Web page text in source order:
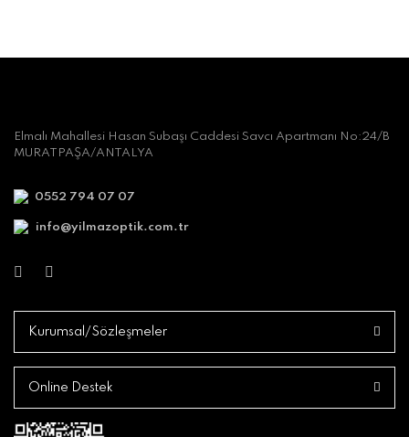
Elmalı Mahallesi Hasan Subaşı Caddesi Savcı Apartmanı No:24/B
MURATPAŞA/ANTALYA
0552 794 07 07
info@yilmazoptik.com.tr
Kurumsal/Sözleşmeler
Online Destek